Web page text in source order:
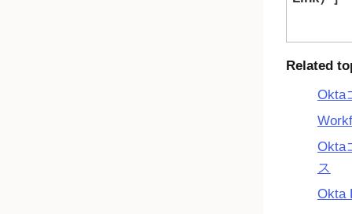
Related
Okta
Okta
ス
Okta